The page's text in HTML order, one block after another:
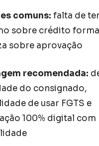
comuns: falta de
sobre crédito
sobre aprovação
recomendada:
do consignado,
de usar FGTS e
100% digital com